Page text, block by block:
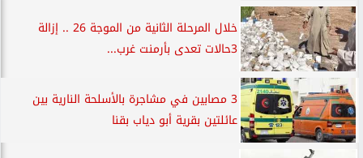
خلال المرحلة الثانية من الموجة 26 .. إزالة
3حالات تعدى بأرمنت غرب...
3 مصابين في مشاجرة بالأسلحة النارية بين
عائلتين بقرية أبو دياب بقنا